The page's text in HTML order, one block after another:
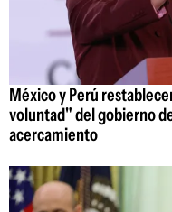
México y Perú
voluntad" del gobierno
acercamiento